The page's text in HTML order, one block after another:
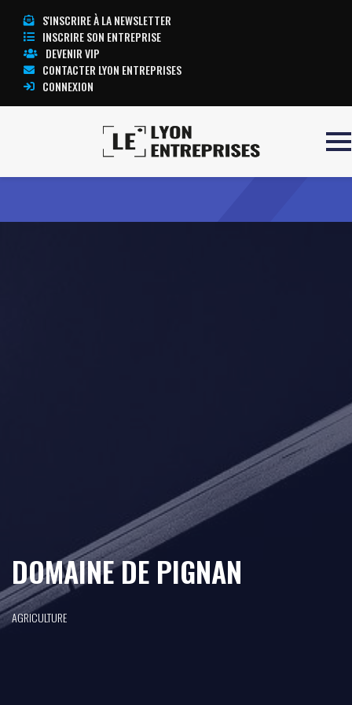
S'INSCRIRE À LA NEWSLETTER
INSCRIRE SON ENTREPRISE
DEVENIR VIP
CONTACTER LYON ENTREPRISES
CONNEXION
DOMAINE DE PIGNAN
AGRICULTURE